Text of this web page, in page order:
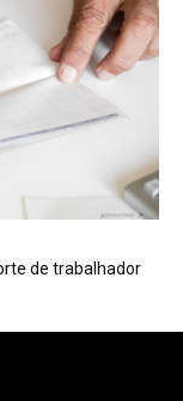
de trabalhador